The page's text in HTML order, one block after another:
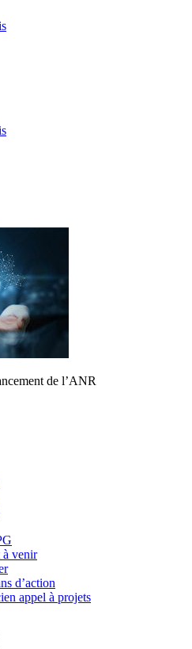
de l’ANR
à venir
d’action
appel à projets